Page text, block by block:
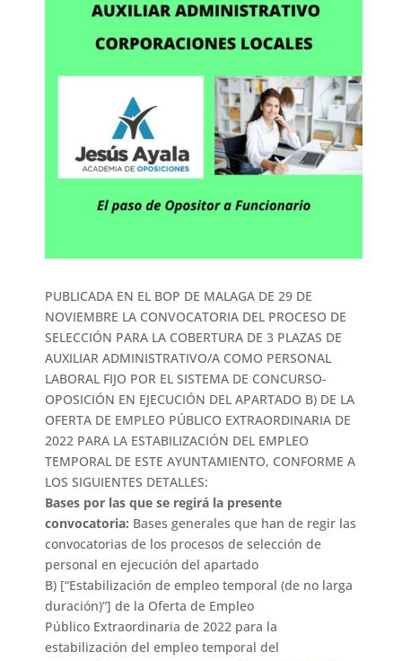
PUBLICADA EN EL BOP DE MALAGA DE 29 DE
NOVIEMBRE LA CONVOCATORIA DEL PROCESO DE
SELECCIÓN PARA LA COBERTURA DE 3 PLAZAS DE
AUXILIAR ADMINISTRATIVO/A COMO PERSONAL
LABORAL FIJO POR EL SISTEMA DE CONCURSO-
OPOSICIÓN EN EJECUCIÓN DEL APARTADO B) DE LA
OFERTA DE EMPLEO PÚBLICO EXTRAORDINARIA DE
2022 PARA LA ESTABILIZACIÓN DEL EMPLEO
TEMPORAL DE ESTE AYUNTAMIENTO, CONFORME A
LOS SIGUIENTES DETALLES:
Bases por las que se regirá la presente
convocatoria: Bases generales que han de regir las
convocatorias de los procesos de selección de
personal en ejecución del apartado
B) [“Estabilización de empleo temporal (de no larga
duración)”] de la Oferta de Empleo
Público Extraordinaria de 2022 para la
estabilización del empleo temporal del